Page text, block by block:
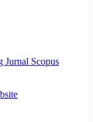
Jurnal Scopus